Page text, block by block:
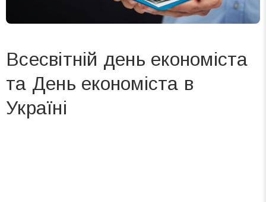
Всесвітній день економіста
та День економіста в
Україні